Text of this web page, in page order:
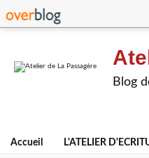
Blog
Accueil L'ATELIER